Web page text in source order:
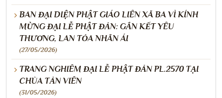
BAN ĐẠI DIỆN PHẬT GIÁO LIÊN XÃ BA VÌ KÍNH
MỪNG ĐẠI LỄ PHẬT ĐẢN: GẮN KẾT YÊU
THƯƠNG, LAN TỎA NHÂN ÁI
(27/05/2026)
TRANG NGHIÊM ĐẠI LỄ PHẬT ĐẢN PL.2570 TẠI
CHÙA TẢN VIÊN
(31/05/2026)